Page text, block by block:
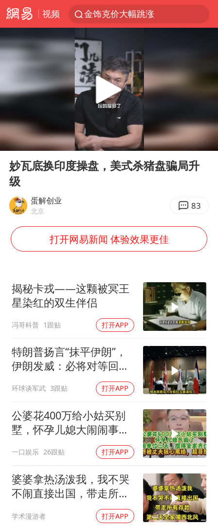
视频
金饰克价大幅跳涨
台风“鲸鱼”停编
曝侯明昊违反交规被约谈
律师称“梅姨”若满75岁或不适用死刑
“梅姨”准确年龄仍未知
小区物业费要上涨 谁说了算
女子利用漏洞0元买了3千台电器
中国经济展现强大韧性和活力
Play
00:00 05:40
妙瓦底换印度操盘，美式杀猪盘骗局升
级
蛋解创业
北京 83
打开网易新闻 体验效果更佳
揭秘卡戎——这颗被冥王
星染红的双生伴侣
冯哥科普 1跟贴 打开APP
特朗普扬言“抹平伊朗”，
伊朗发威：必将对等回
环球谈军武 3跟贴 打开APP
公婆花400万给小姑买别
墅，怀孕儿媳大闹闹事，
一口娱乐 26跟贴 打开APP
婆婆拿热汤泼我，我不哭
不闹直接出国，带走所有
学术漫游者 打开APP